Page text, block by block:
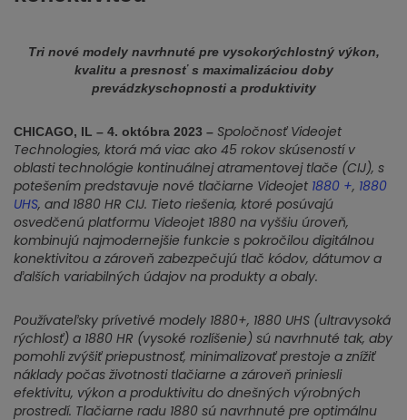
Tri nové modely navrhnuté pre vysokorýchlostný výkon,
kvalitu a presnosť s maximalizáciou doby
prevádzkyschopnosti a produktivity
CHICAGO, IL – 4. októbra 2023 – Spoločnosť Videojet
Technologies, ktorá má viac ako 45 rokov skúseností v
oblasti technológie kontinuálnej atramentovej tlače (CIJ), s
potešením predstavuje nové tlačiarne Videojet 1880 +, 1880
UHS, and 1880 HR CIJ. Tieto riešenia, ktoré posúvajú
osvedčenú platformu Videojet 1880 na vyššiu úroveň,
kombinujú najmodernejšie funkcie s pokročilou digitálnou
konektivitou a zároveň zabezpečujú tlač kódov, dátumov a
ďalších variabilných údajov na produkty a obaly.
Používateľsky prívetivé modely 1880+, 1880 UHS (ultravysoká
rýchlosť) a 1880 HR (vysoké rozlíšenie) sú navrhnuté tak, aby
pomohli zvýšiť priepustnosť, minimalizovať prestoje a znížiť
náklady počas životnosti tlačiarne a zároveň priniesli
efektivitu, výkon a produktivitu do dnešných výrobných
prostredí. Tlačiarne radu 1880 sú navrhnuté pre optimálnu